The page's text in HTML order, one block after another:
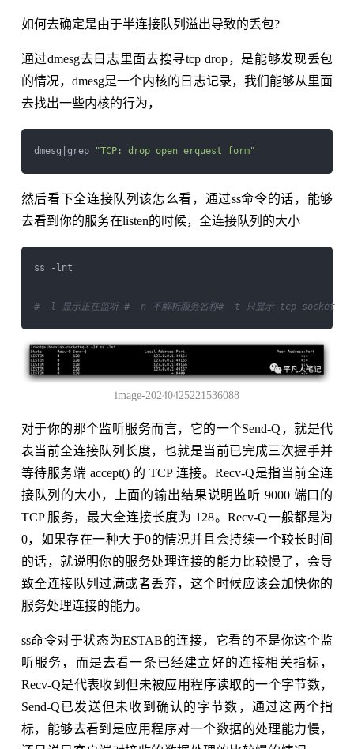
如何去确定是由于半连接队列溢出导致的丢包?
通过dmesg去日志里面去搜寻tcp drop，是能够发现丢包
的情况，dmesg是一个内核的日志记录，我们能够从里面
去找出一些内核的行为，
dmesg|grep "TCP: drop open erquest form"
然后看下全连接队列该怎么看，通过ss命令的话，能够
去看到你的服务在listen的时候，全连接队列的大小
ss -lnt
# -l 显示正在监听 # -n 不解析服务名称# -t 只显示 tcp socket
image-20240425221536088
对于你的那个监听服务而言，它的一个Send-Q，就是代
表当前全连接队列长度，也就是当前已完成三次握手并
等待服务端 accept() 的 TCP 连接。Recv-Q是指当前全连
接队列的大小，上面的输出结果说明监听 9000 端口的
TCP 服务，最大全连接长度为 128。Recv-Q一般都是为
0，如果存在一种大于0的情况并且会持续一个较长时间
的话，就说明你的服务处理连接的能力比较慢了，会导
致全连接队列过满或者丢弃，这个时候应该会加快你的
服务处理连接的能力。
ss命令对于状态为ESTAB的连接，它看的不是你这个监
听服务，而是去看一条已经建立好的连接相关指标，
Recv-Q是代表收到但未被应用程序读取的一个字节数，
Send-Q已发送但未收到确认的字节数，通过这两个指
标，能够去看到是应用程序对一个数据的处理能力慢，